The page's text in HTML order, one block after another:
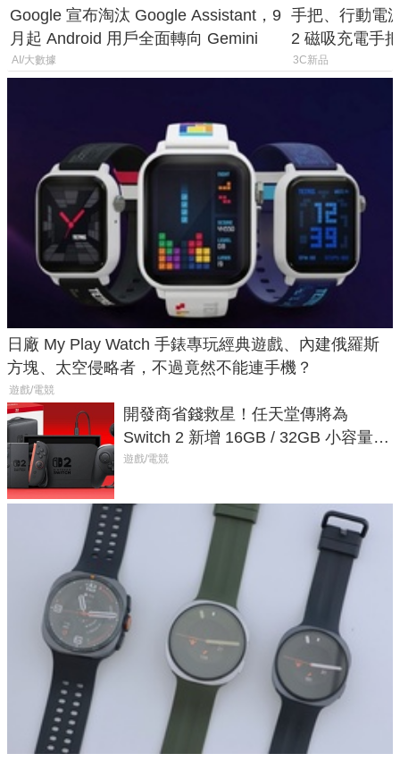
Google 宣布淘汰 Google Assistant，9
月起 Android 用戶全面轉向 Gemini
AI/大數據
手把、行動電
2 磁吸充電手
倍
3C新品
日廠 My Play Watch 手錶專玩經典遊戲、內建俄羅斯
方塊、太空侵略者，不過竟然不能連手機？
遊戲/電競
開發商省錢救星！任天堂傳將為
Switch 2 新增 16GB / 32GB 小容量遊
戲卡的選擇
遊戲/電競